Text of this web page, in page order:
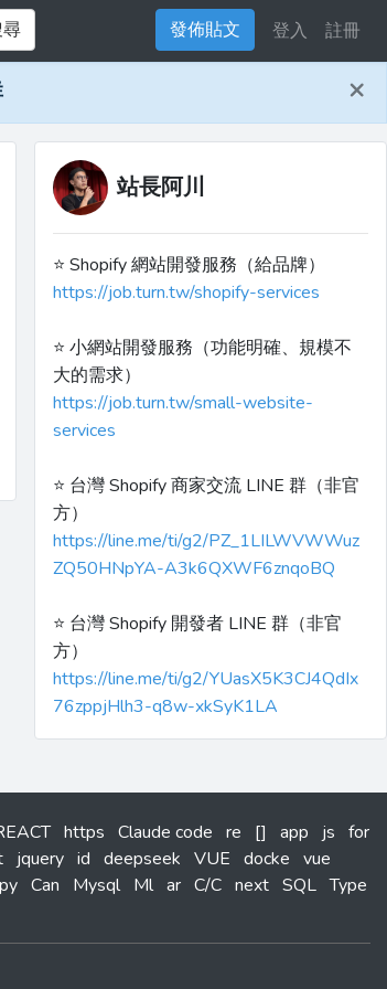
發佈貼文 登入 註冊
×
站長阿川
⭐️ Shopify 網站開發服務（給品牌）
https://job.turn.tw/shopify-services
⭐️ 小網站開發服務（功能明確、規模不
大的需求）
https://job.turn.tw/small-website-
services
⭐️ 台灣 Shopify 商家交流 LINE 群（非官
方）
https://line.me/ti/g2/PZ_1LILWVWWuz
ZQ50HNpYA-A3k6QXWF6znqoBQ
⭐️ 台灣 Shopify 開發者 LINE 群（非官
方）
https://line.me/ti/g2/YUasX5K3CJ4QdIx
76zppjHlh3-q8w-xkSyK1LA
https Claude code re [] app js for
jquery id deepseek VUE docke vue
py Can Mysql Ml ar C/C next SQL Type